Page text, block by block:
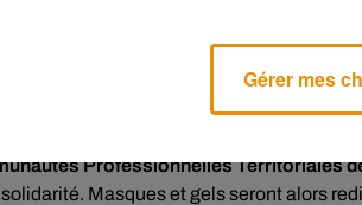
tours.fr
pic.twitter.com/
Professionnelles Territoriales
Masques et gels seront alors
Gérer mes